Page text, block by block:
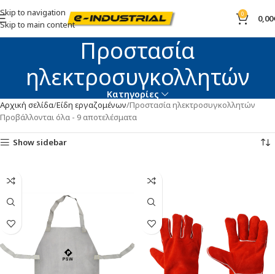
Skip to navigation
Skip to main content
0 0,00
Προστασία
ηλεκτροσυγκολλητών
Κατηγορίες
Αρχική σελίδα Είδη εργαζομένων Προστασία ηλεκτροσυγκολλητών
Προβάλλονται όλα - 9 αποτελέσματα
Show sidebar